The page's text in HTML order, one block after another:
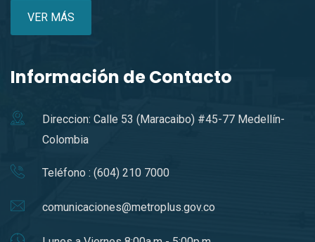
VER MÁS
Información de Contacto
Direccion: Calle 53 (Maracaibo) #45-77 Medellín-
Colombia
Teléfono : (604) 210 7000
comunicaciones@metroplus.gov.co